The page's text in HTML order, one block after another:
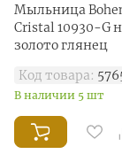
Мыльница
Cristal 10930-G
золото глянец
Код товара:
В наличии 5 шт